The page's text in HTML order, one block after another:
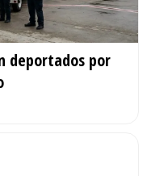
deportados por